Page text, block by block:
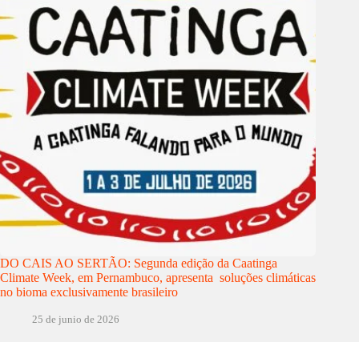
DO CAIS AO SERTÃO: Segunda edição da Caatinga
Climate Week, em Pernambuco, apresenta soluções climáticas
no bioma exclusivamente brasileiro
25 de junio de 2026